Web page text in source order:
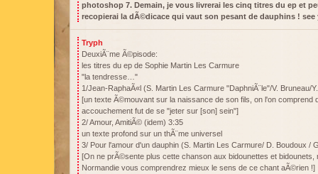
photoshop 7. Demain, je vous livrerai les cinq titres du ep et
recopierai la dÃ©dicace qui vaut son pesant de dauphins ! see
Tryph
DeuxiÃ¨me Ã©pisode:
les titres du ep de Sophie Martin Les Carmure
"la tendresse…"
1/Jean-RaphaÃ«l (S. Martin Les Carmure "DaphniÃ¨le"/V. Bruneau/
[un texte Ã©mouvant sur la naissance de son fils, on l'on comprend
accouchement fut de se "jeter sur [son] sein"]
2/ Amour, AmitiÃ© (idem) 3:35
un texte profond sur un thÃ¨me universel
3/ Pour l'amour d'un dauphin (S. Martin Les Carmure/ D. Boudoux /
[On ne prÃ©sente plus cette chanson aux bidounettes et
Normandie vous comprendrez mieux le sens de ce chant aÃ©rien !]